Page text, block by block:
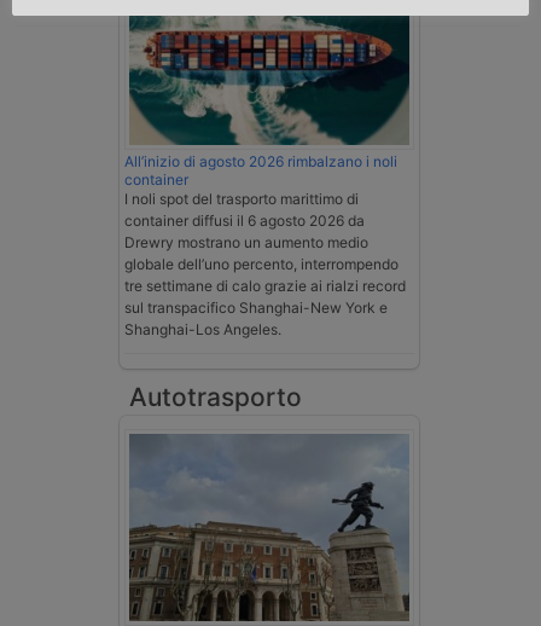
All’inizio di agosto 2026 rimbalzano i noli
container
I noli spot del trasporto marittimo di
container diffusi il 6 agosto 2026 da
Drewry mostrano un aumento medio
globale dell’uno percento, interrompendo
tre settimane di calo grazie ai rialzi record
sul transpacifico Shanghai-New York e
Shanghai-Los Angeles.
Autotrasporto